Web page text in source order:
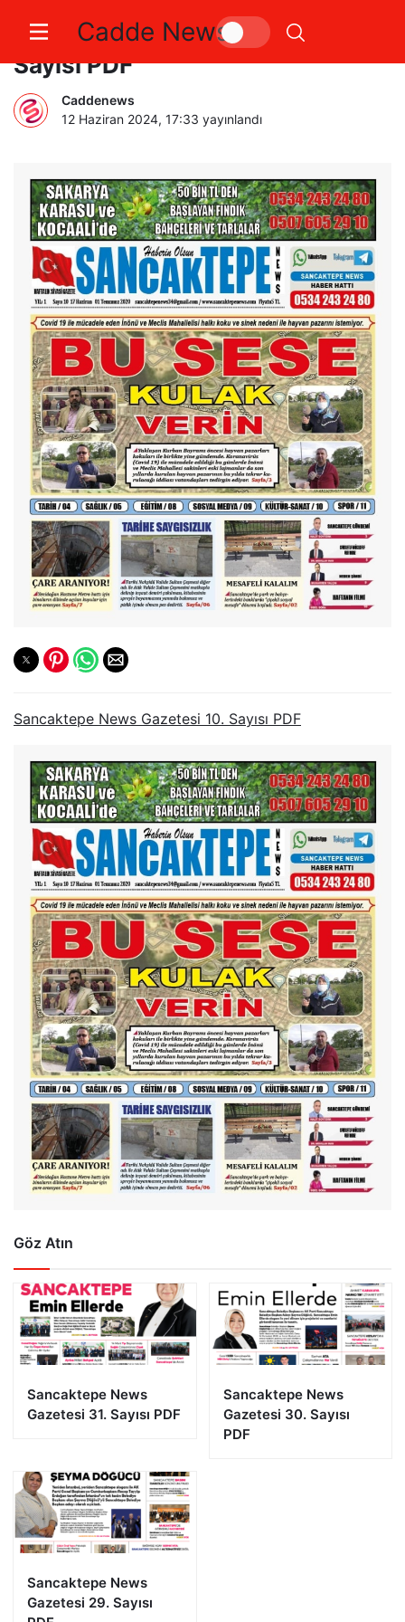
Cadde News
Sancaktepe News Gazetesi 10.
Sayısı PDF
Caddenews
12 Haziran 2024, 17:33 yayınlandı
Sancaktepe News Gazetesi 10. Sayısı PDF
Göz Atın
Sancaktepe News
Gazetesi 31. Sayısı PDF
Sancaktepe News
Gazetesi 30. Sayısı
PDF
Sancaktepe News
Gazetesi 29. Sayısı